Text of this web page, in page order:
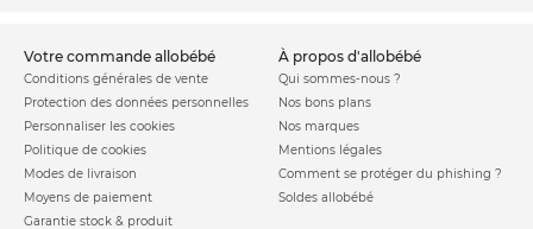
votre commande allobébé
Conditions générales de vente
Protection des données personnelles
Personnaliser les cookies
Politique de cookies
Modes de livraison
Moyens de paiement
Garantie stock & produit
à propos d'allobébé
Qui sommes-nous ?
Nos bons plans
Nos marques
Mentions légales
Comment se protéger du phishing ?
Soldes allobébé